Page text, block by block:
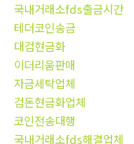
국내거래소fds출금시간
테더코인송금
대검현금화
이더리움판매
자금세탁업체
검돈현금화업체
코인전송대행
국내거래소fds해결업체